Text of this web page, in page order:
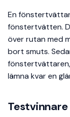
En
fönstertvätten.
över rutan med
bort smuts.
lämna kvar en